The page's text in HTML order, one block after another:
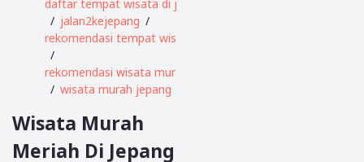
daftar tempat wisata di jepang
jalan2kejepang
rekomendasi tempat wisata di jepang
rekomendasi wisata murah di jepang
wisata murah jepang
Wisata Murah
Meriah Di Jepang